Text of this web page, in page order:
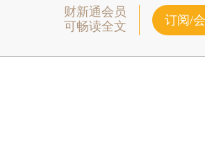
财新通会员
可畅读全文
订阅/